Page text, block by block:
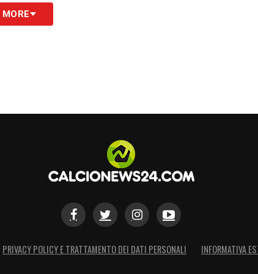
PRIVACY POLICY E TRATTAMENTO DEI DATI PERSONALI INFORMATIVA